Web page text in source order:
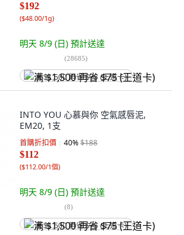
$192
($48.00/1g)
明天 8/9 (日) 預計送達
(28685)
满 $1,500 再省 $75 (王道卡)
INTO YOU 心慕與你 空氣感唇泥,
EM20, 1支
首購折扣價 40%$188
$112
($112.00/1個)
明天 8/9 (日) 預計送達
(8)
满 $1,500 再省 $75 (王道卡)